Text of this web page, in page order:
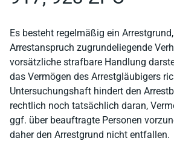
Es besteht regelmäßig ein
Arrestanspruch zugrundeliegende
vorsätzliche strafbare Handlung
das Vermögen des Arrestgläubigers
Untersuchungshaft hindert den
rechtlich noch tatsächlich daran,
ggf. über beauftragte Personen
daher den Arrestgrund nicht entfallen.